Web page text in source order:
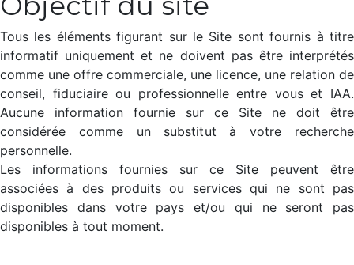
Tous les éléments figurant sur le Site sont fournis à titre
informatif uniquement et ne doivent pas être interprétés
comme une offre commerciale, une licence, une relation de
conseil, fiduciaire ou professionnelle entre vous et IAA.
Aucune information fournie sur ce Site ne doit être
considérée comme un substitut à votre recherche
personnelle.
Les informations fournies sur ce Site peuvent être
associées à des produits ou services qui ne sont pas
disponibles dans votre pays et/ou qui ne seront pas
disponibles à tout moment.